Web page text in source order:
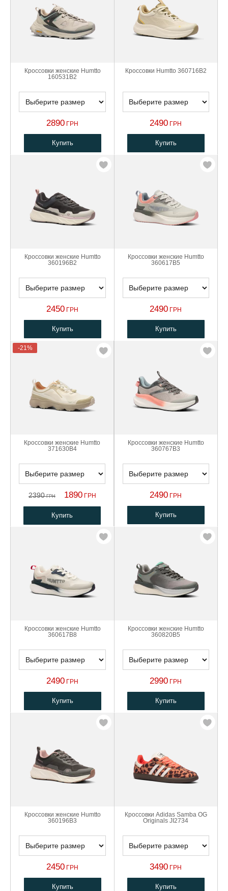
Кроссовки женские Humtto
160531B2
2890 ГРН
Купить
Кроссовки Humtto 360716B2
2490 ГРН
Купить
Кроссовки женские Humtto
360196B2
2450 ГРН
Купить
Кроссовки женские Humtto
360617B5
2490 ГРН
Купить
-21%
Кроссовки женские Humtto
371630B4
2390ГРН 1890ГРН
Купить
Кроссовки женские Humtto
360767B3
2490 ГРН
Купить
Кроссовки женские Humtto
360617B8
2490 ГРН
Купить
Кроссовки женские Humtto
360820B5
2990 ГРН
Купить
Кроссовки женские Humtto
360196B3
2450 ГРН
Купить
Кроссовки Adidas Samba OG
Originals JI2734
3490 ГРН
Купить